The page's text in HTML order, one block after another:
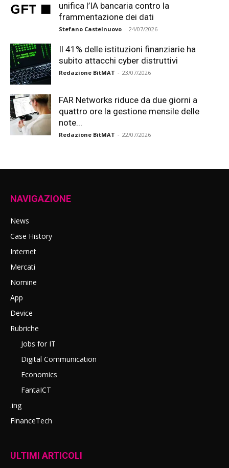
unifica l’IA bancaria contro la
frammentazione dei dati
Stefano Castelnuovo - 24/07/2026
Il 41% delle istituzioni finanziarie ha
subito attacchi cyber distruttivi
Redazione BitMAT - 23/07/2026
FAR Networks riduce da due giorni a
quattro ore la gestione mensile delle
note...
Redazione BitMAT - 22/07/2026
NAVIGAZIONE
News
Case History
Internet
Mercati
Nomine
App
Device
Rubriche
Jobs for IT
Digital Communication
Economics
FantaICT
.ing
FinanceTech
ULTIMI ARTICOLI